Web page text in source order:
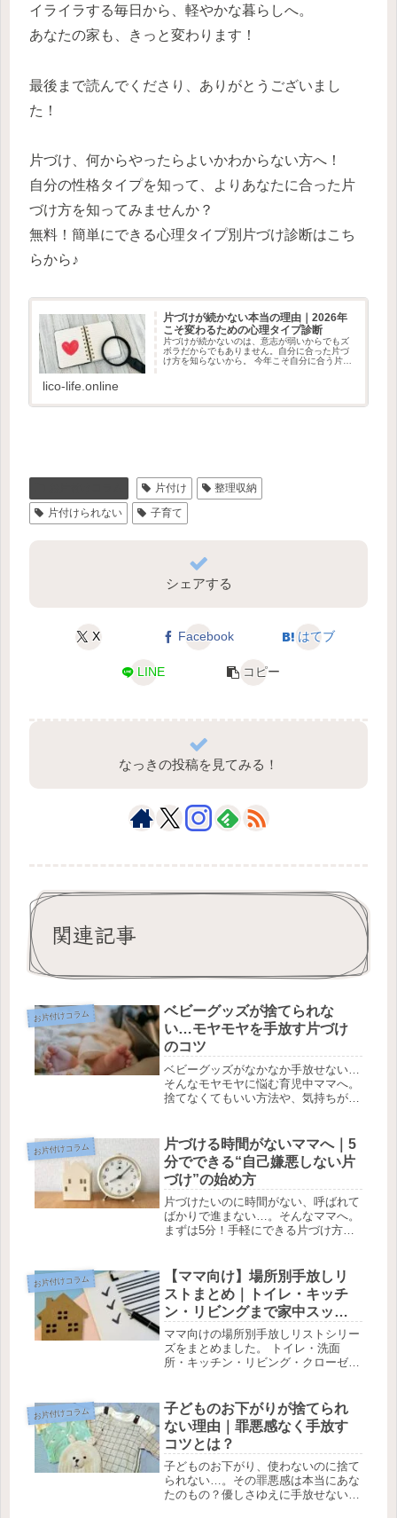
イライラする毎日から、軽やかな暮らしへ。
あなたの家も、きっと変わります！
最後まで読んでくださり、ありがとうございまし
た！
片づけ、何からやったらよいかわからない方へ！
自分の性格タイプを知って、よりあなたに合った片
づけ方を知ってみませんか？
無料！簡単にできる心理タイプ別片づけ診断はこち
らから♪
片づけが続かない本当の理由｜2026年
こそ変わるための心理タイプ診断
片づけが続かないのは、意志が弱いからでもズ
ボラだからでもありません。自分に合った片づ
け方を知らないから。 今年こそ自分に合う片づ
lico-life.online
片付け
整理収納
片付けられない
子育て
シェアする
X Facebook はてブ
LINE コピー
なっきの投稿を見てみる！
関連記事
お片付けコラム
ベビーグッズが捨てられな
い…モヤモヤを手放す片づけ
のコツ
ベビーグッズがなかなか手放せない…
そんなモヤモヤに悩む育児中ママへ。
捨てなくてもいい方法や、気持ちがラ
お片付けコラム
片づける時間がないママへ｜5
分でできる“自己嫌悪しない片
づけ”の始め方
片づけたいのに時間がない、呼ばれて
ばかりで進まない…。そんなママへ。
まずは5分！手軽にできる片づけ方を
お片付けコラム
【ママ向け】場所別手放しリ
ストまとめ｜トイレ・キッチ
ン・リビングまで家中スッキ
リ整理！
ママ向けの場所別手放しリストシリー
ズをまとめました。 トイレ・洗面
所・キッチン・リビング・クローゼッ
放しで少しずつスッキリした暮らしを
目指しましょう！
お片付けコラム
子どものお下がりが捨てられ
ない理由｜罪悪感なく手放す
コツとは？
子どものお下がり、使わないのに捨て
られない…。その罪悪感は本当にあな
たのもの？優しさゆえに手放せない心